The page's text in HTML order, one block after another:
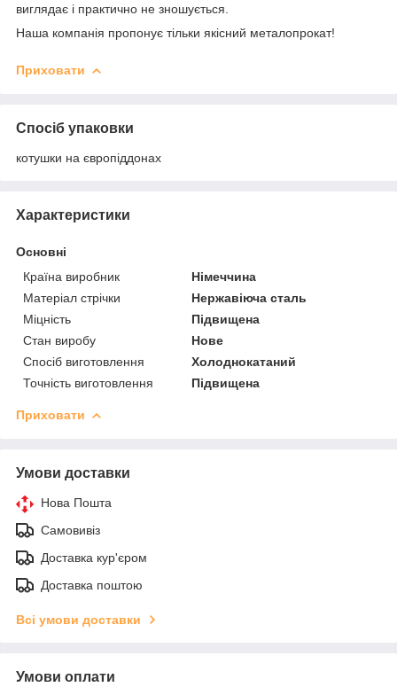
виглядає і практично не зношується.
Наша компанія пропонує тільки якісний металопрокат!
Приховати
Спосіб упаковки
котушки на європіддонах
Характеристики
Основні
Країна виробник
Німеччина
Матеріал стрічки
Нержавіюча сталь
Міцність
Підвищена
Стан виробу
Нове
Спосіб виготовлення
Холоднокатаний
Точність виготовлення
Підвищена
Приховати
Умови доставки
Нова Пошта
Самовивіз
Доставка кур'єром
Доставка поштою
Всі умови доставки
Умови оплати